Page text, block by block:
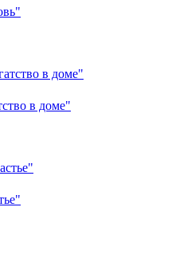
в доме"